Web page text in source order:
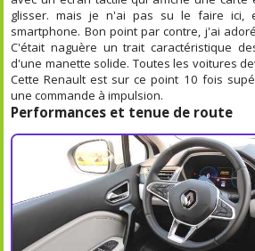
glisser. mais je n'ai pas su le faire ici,
smartphone. Bon point par contre, j'ai
C'était naguère un trait caractéristique
d'une manette solide. Toutes les voitures
Cette Renault est sur ce point 10 fois
une commande à impulsion.
Performances et tenue de route